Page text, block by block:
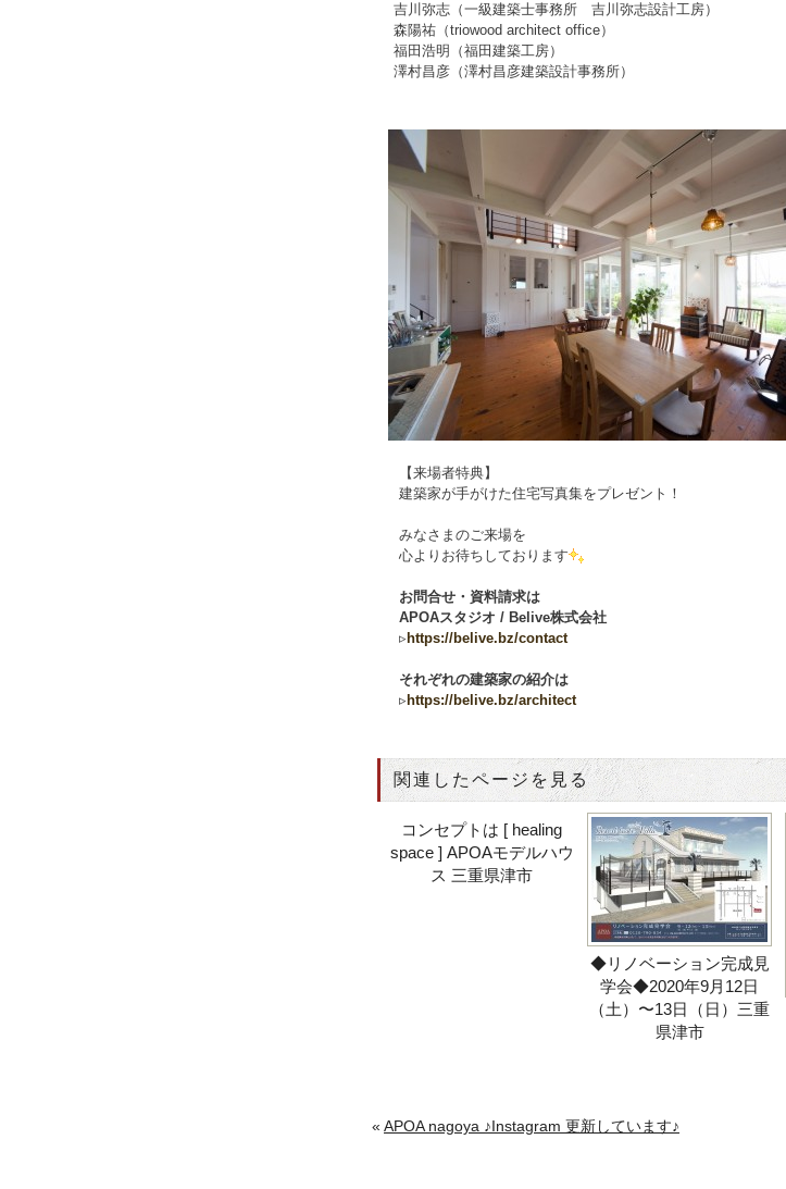
吉川弥志（一級建築士事務所 吉川弥志設計工房）
森陽祐（triowood architect office）
福田浩明（福田建築工房）
澤村昌彦（澤村昌彦建築設計事務所）
【来場者特典】
建築家が手がけた住宅写真集をプレゼント！
みなさまのご来場を
心よりお待ちしております
お問合せ・資料請求は
APOAスタジオ / Belive株式会社
▹ https://belive.bz/contact
それぞれの建築家の紹介は
▹ https://belive.bz/architect
関連したページを見る
コンセプトは [ healing
space ] APOAモデルハウ
ス 三重県津市
◆リノベーション完成見
学会◆2020年9月12日
（土）〜13日（日）三重
県津市
« APOA nagoya ♪Instagram 更新しています♪